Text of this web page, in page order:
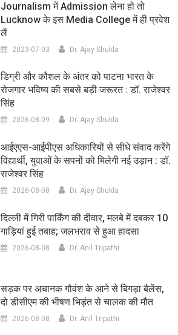
Journalism में Admission लेना हो तो
Lucknow के इस Media College में ही प्रवेश
लें
2023-07-03 Dr. Ajay Shukla
डिग्री और कौशल के अंतर को पाटना भारत के
रोजगार भविष्य की सबसे बड़ी जरूरत : डॉ. राजेश्वर
सिंह
2026-08-09 Dr. Ajay Shukla
आईएएस-आईपीएस अधिकारियों से सीधे संवाद करेंगे
विद्यार्थी, युवाओं के सपनों को मिलेगी नई उड़ान : डॉ.
राजेश्वर सिंह
2026-08-08 Dr. Ajay Shukla
दिल्ली में गिरी पार्किंग की दीवार, मलबे में दबकर 10
गाड़ियां हुई तबाह; जलभराव से हुआ हादसा
2026-08-08 Dr. Anil Tripathi
सड़क पर अचानक गौवंश के आने से बिगड़ा बैलेंस,
दो डीसीएम की भीषण भिड़ंत से चालक की मौत
2026-08-08 Dr. Anil Tripathi